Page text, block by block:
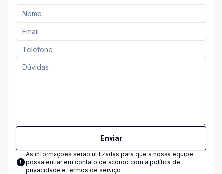
Enviar
As informações serão utilizadas para que a nossa equipe
possa entrar em contato de acordo com a política de
privacidade e termos de serviço